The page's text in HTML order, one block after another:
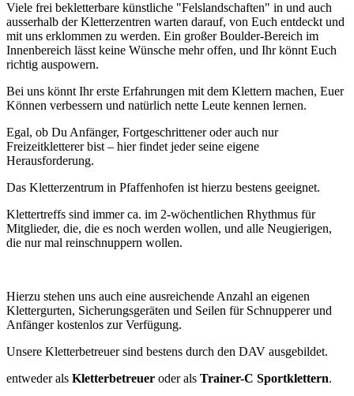
Viele frei bekletterbare künstliche "Felslandschaften" in und auch
ausserhalb der Kletterzentren warten darauf, von Euch entdeckt und
mit uns erklommen zu werden. Ein großer Boulder-Bereich im
Innenbereich lässt keine Wünsche mehr offen, und Ihr könnt Euch
richtig auspowern.
Bei uns könnt Ihr erste Erfahrungen mit dem Klettern machen, Euer
Können verbessern und natürlich nette Leute kennen lernen.
Egal, ob Du Anfänger, Fortgeschrittener oder auch nur
Freizeitkletterer bist – hier findet jeder seine eigene
Herausforderung.
Das Kletterzentrum in Pfaffenhofen ist hierzu bestens geeignet.
Klettertreffs sind immer ca. im 2-wöchentlichen Rhythmus für
Mitglieder, die, die es noch werden wollen, und alle Neugierigen,
die nur mal reinschnuppern wollen.
Hierzu stehen uns auch eine ausreichende Anzahl an eigenen
Klettergurten, Sicherungsgeräten und Seilen für Schnupperer und
Anfänger kostenlos zur Verfügung.
Unsere Kletterbetreuer sind bestens durch den DAV ausgebildet.
entweder als Kletterbetreuer oder als Trainer-C Sportklettern.